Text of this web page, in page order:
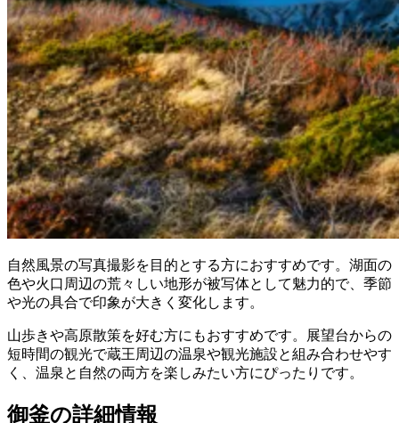
自然風景の写真撮影を目的とする方におすすめです。湖面の
色や火口周辺の荒々しい地形が被写体として魅力的で、季節
や光の具合で印象が大きく変化します。
山歩きや高原散策を好む方にもおすすめです。展望台からの
短時間の観光で蔵王周辺の温泉や観光施設と組み合わせやす
く、温泉と自然の両方を楽しみたい方にぴったりです。
御釜の詳細情報